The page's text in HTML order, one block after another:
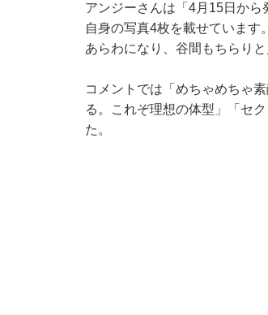
アンジーさんは「4月15日から
自身の写真4枚を載せていま
あらわになり、谷間もちらり
コメントでは「めちゃめちゃ
る。これぞ理想の体型」「セ
た。